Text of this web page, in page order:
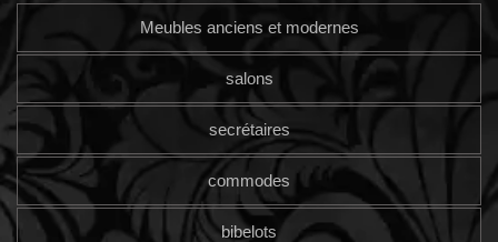
Meubles anciens et modernes
salons
secrétaires
commodes
bibelots